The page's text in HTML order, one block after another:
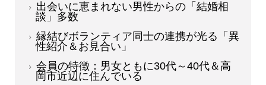
出会いに恵まれない男性からの「結婚相
談」多数
縁結びボランティア同士の連携が光る「異
性紹介＆お見合い」
会員の特徴：男女ともに30代～40代＆高
岡市近辺に住んでいる